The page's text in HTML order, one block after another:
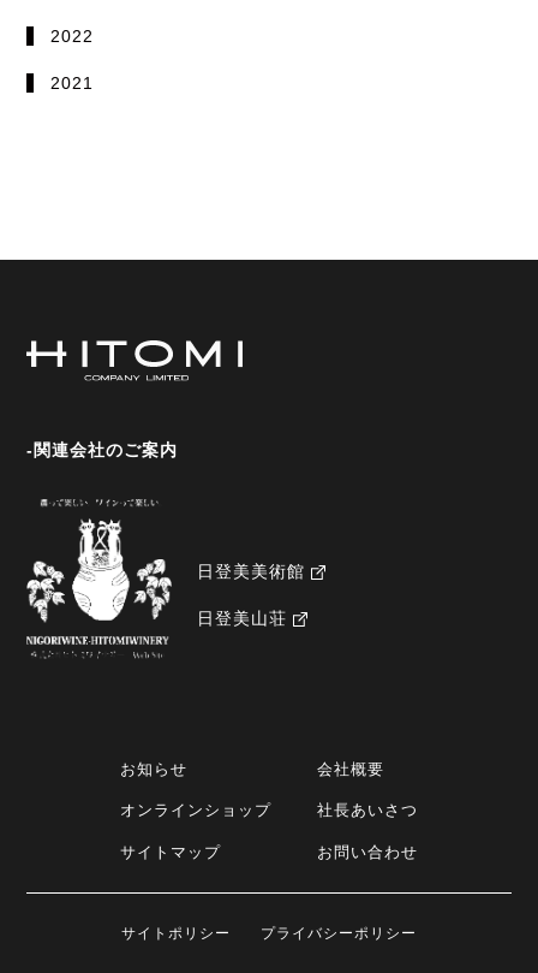
2022
2021
-関連会社のご案内
日登美美術館
日登美山荘
お知らせ
オンラインショップ
サイトマップ
会社概要
社長あいさつ
お問い合わせ
サイトポリシー プライバシーポリシー